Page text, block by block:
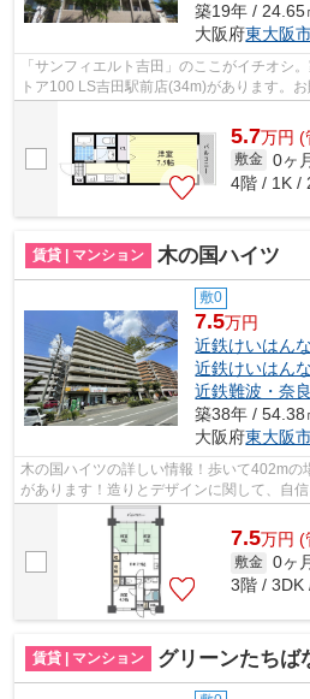
築19年 / 24.65
大阪府東大阪
「サンフィエルト吉田」のここがイチオシ
トア100 LS吉田駅前店(34m)があります。
5.7万円 (
敷金 0ヶ
4階 / 1K /
賃貸 | マンション 木の国ハイツ
敷0
7.5万円
近鉄けいはん
近鉄けいはん
近鉄難波・奈
築38年 / 54.38
大阪府東大阪
木の国ハイツの詳しい情報！歩いて402mの
があります！造りとデザインに関して、自
ションです！こちらはエレベーター付き...
7.5万円 (
敷金 0ヶ
3階 / 3DK
賃貸 | マンション グリーンたちば